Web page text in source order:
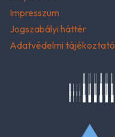
Impresszum
Jogszabályi háttér
Adatvédelmi tájékoztató